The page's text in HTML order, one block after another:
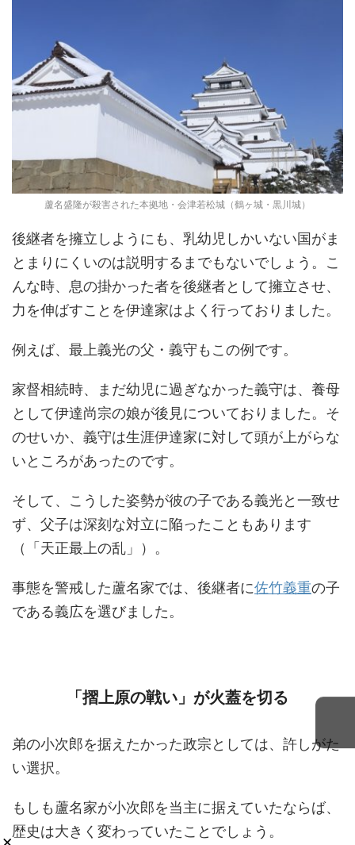
蘆名盛隆が殺害された本拠地・会津若松城（鶴ヶ城・黒川城）
後継者を擁立しようにも、乳幼児しかいない国がま
とまりにくいのは説明するまでもないでしょう。こ
んな時、息の掛かった者を後継者として擁立させ、
力を伸ばすことを伊達家はよく行っておりました。
例えば、最上義光の父・義守もこの例です。
家督相続時、まだ幼児に過ぎなかった義守は、養母
として伊達尚宗の娘が後見についておりました。そ
のせいか、義守は生涯伊達家に対して頭が上がらな
いところがあったのです。
そして、こうした姿勢が彼の子である義光と一致せ
ず、父子は深刻な対立に陥ったこともあります
（「天正最上の乱」）。
事態を警戒した蘆名家では、後継者に佐竹義重の子
である義広を選びました。
「摺上原の戦い」が火蓋を切る
弟の小次郎を据えたかった政宗としては、許しがた
い選択。
もしも蘆名家が小次郎を当主に据えていたならば、
歴史は大きく変わっていたことでしょう。